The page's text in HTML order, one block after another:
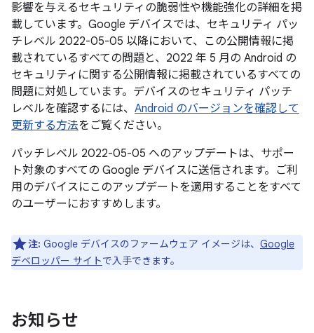
影響を与えるセキュリティの脆弱性や機能強化の詳細を掲
載しています。Google デバイスでは、セキュリティ パッ
チレベル 2022-05-05 以降において、この公開情報に掲
載されているすべての問題と、2022 年 5 月の Android の
セキュリティに関する公開情報に掲載されているすべての
問題に対処しています。デバイスのセキュリティ パッチ
レベルを確認するには、 Android のバージョンを確認して
更新する方法をご覧ください。
パッチレベル 2022-05-05 へのアップデートは、サポー
ト対象のすべての Google デバイスに送信されます。ご利
用のデバイスにこのアップデートを適用することをすべて
のユーザーにおすすめします。
注: Google デバイスのファームウェア イメージは、 Google
デベロッパー サイトで入手できます。
お知らせ